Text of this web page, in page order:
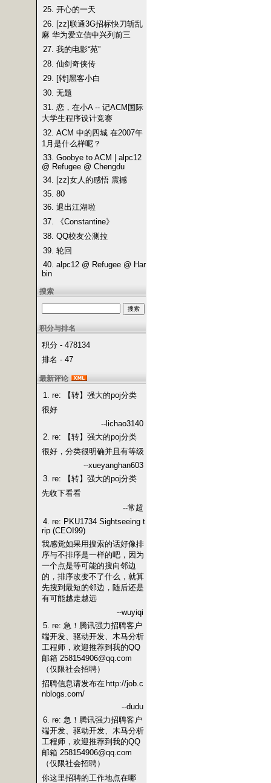
25. 开心的一天
26. [zz]联通3G招标快刀斩乱
麻 华为爱立信中兴列前三
27. 我的电影“苑”
28. 仙剑奇侠传
29. [转]黑客小白
30. 无题
31. 恋，在小A -- 记ACM国际
大学生程序设计竞赛
32. ACM 中的四城 在2007年
1月是什么样呢？
33. Goobye to ACM | alpc12
@ Refugee @ Chengdu
34. [zz]女人的感悟 震撼
35. 80
36. 退出江湖啦
37. 《Constantine》
38. QQ校友公测拉
39. 轮回
40. alpc12 @ Refugee @ Har
bin
搜索
积分与排名
积分 - 478134
排名 - 47
最新评论
1. re: 【转】强大的poj分类
很好
--lichao3140
2. re: 【转】强大的poj分类
很好，分类很明确并且有等级
--xueyanghan603
3. re: 【转】强大的poj分类
先收下看看
--常超
4. re: PKU1734 Sightseeing t
rip (CEOI99)
我感觉如果用搜索的话好像排
序与不排序是一样的吧，因为
一个点是等可能的搜向邻边
的，排序改变不了什么，就算
先搜到最短的邻边，随后还是
有可能越走越远
--wuyiqi
5. re: 急！腾讯强力招聘客户
端开发、驱动开发、木马分析
工程师，欢迎推荐到我的QQ
邮箱 258154906@qq.com
（仅限社会招聘）
招聘信息请发布在 http://job.c
nblogs.com/
--dudu
6. re: 急！腾讯强力招聘客户
端开发、驱动开发、木马分析
工程师，欢迎推荐到我的QQ
邮箱 258154906@qq.com
（仅限社会招聘）
你这里招聘的工作地点在哪